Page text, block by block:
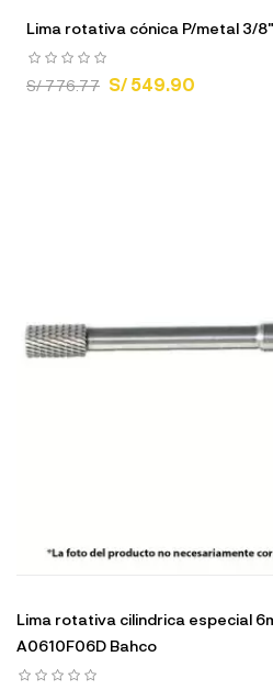
Lima rotativa cónica P/metal 3/
S/ 776.77 S/ 549.90
Lima rotativa cilindrica especial
A0610F06D Bahco